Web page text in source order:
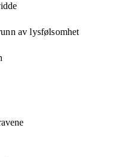
av lysfølsomhet